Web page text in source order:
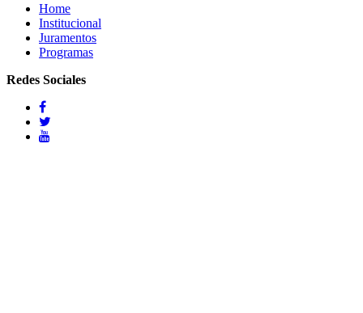
Home
Institucional
Juramentos
Programas
Redes Sociales